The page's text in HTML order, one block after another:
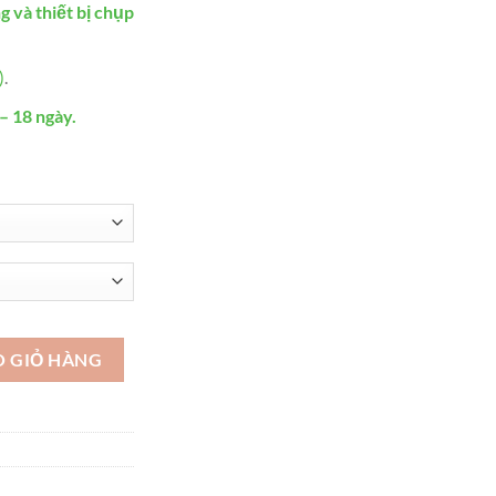
và thiết bị chụp
.
18 ngày.
lượng
GIỎ HÀNG